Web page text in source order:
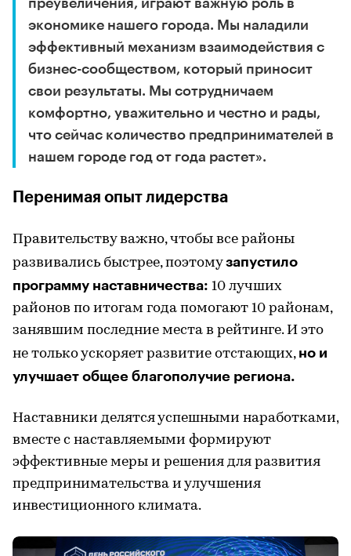
преувеличения, играют важную роль в
экономике нашего города. Мы наладили
эффективный механизм взаимодействия с
бизнес-сообществом, который приносит
свои результаты. Мы сотрудничаем
комфортно, уважительно и честно и рады,
что сейчас количество предпринимателей в
нашем городе год от года растет».
Перенимая опыт лидерства
Правительству важно, чтобы все районы
развивались быстрее, поэтомузапустило
программу наставничества: 10 лучших
районов по итогам года помогают 10 районам,
занявшим последние места в рейтинге. И это
не только ускоряет развитие отстающих, но и
улучшает общее благополучие региона.
Наставники делятся успешными наработками,
вместе с наставляемыми формируют
эффективные меры и решения для развития
предпринимательства и улучшения
инвестиционного климата.